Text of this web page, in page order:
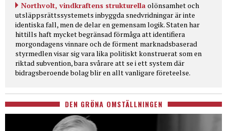
Northvolt, vindkraftens strukturella olönsamhet och
utsläppsrättssystemets inbyggda snedvridningar är inte
identiska fall, men de delar en gemensam logik. Staten har
hittills haft mycket begränsad förmåga att identifiera
morgondagens vinnare och de förment marknadsbaserad
styrmedlen visar sig vara lika politiskt konstruerat som en
riktad subvention, bara svårare att se i ett system där
bidragsberoende bolag blir en allt vanligare företeelse.
DEN GRÖNA OMSTÄLLNINGEN